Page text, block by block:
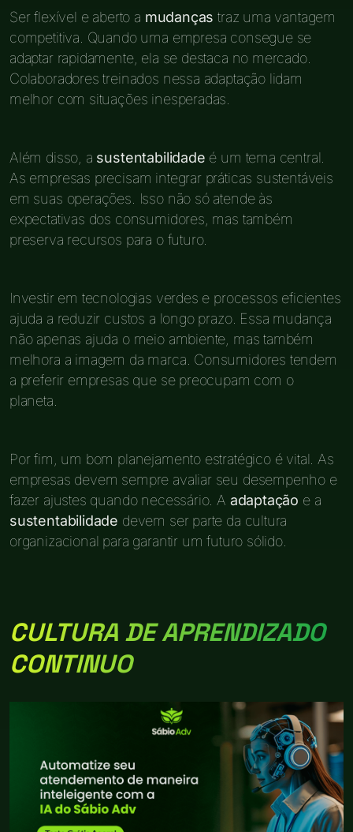
Ser flexível e aberto a mudanças traz uma vantagem
competitiva. Quando uma empresa consegue se
adaptar rapidamente, ela se destaca no mercado.
Colaboradores treinados nessa adaptação lidam
melhor com situações inesperadas.
Além disso, a sustentabilidade é um tema central.
As empresas precisam integrar práticas sustentáveis
em suas operações. Isso não só atende às
expectativas dos consumidores, mas também
preserva recursos para o futuro.
Investir em tecnologias verdes e processos eficientes
ajuda a reduzir custos a longo prazo. Essa mudança
não apenas ajuda o meio ambiente, mas também
melhora a imagem da marca. Consumidores tendem
a preferir empresas que se preocupam com o
planeta.
Por fim, um bom planejamento estratégico é vital. As
empresas devem sempre avaliar seu desempenho e
fazer ajustes quando necessário. A adaptação e a
sustentabilidade devem ser parte da cultura
organizacional para garantir um futuro sólido.
CULTURA DE APRENDIZADO
CONTINUO